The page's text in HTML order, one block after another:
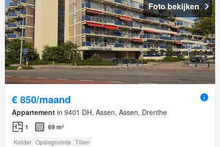
Foto bekijken
€ 850/maand
Appartement in 9401 DH, Assen, Assen, Drenthe
1 69 m²
Kelder Opslagruimte Tillen